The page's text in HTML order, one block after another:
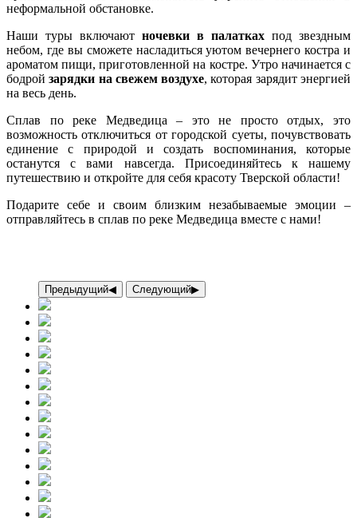
неформальной обстановке.
Наши туры включают ночевки в палатках под звездным
небом, где вы сможете насладиться уютом вечернего костра и
ароматом пищи, приготовленной на костре. Утро начинается с
бодройзарядки на свежем воздухе, которая зарядит энергией
на весь день.
Сплав по реке Медведица – это не просто отдых, это
возможность отключиться от городской суеты, почувствовать
единение с природой и создать воспоминания, которые
останутся с вами навсегда. Присоединяйтесь к нашему
путешествию и откройте для себя красоту Тверской области!
Подарите себе и своим близким незабываемые эмоции –
отправляйтесь в сплав по реке Медведица вместе с нами!
Предыдущий◀︎ Следующий▶︎